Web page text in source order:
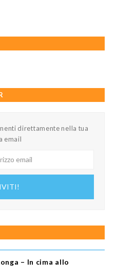
direttamente nella tua
email
– In cima allo